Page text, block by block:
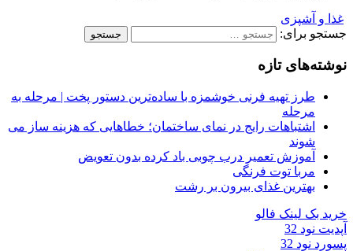
غذا و آشپزی
جستجو برای:
نوشته‌های تازه
طرز تهیه فرنی خوشمزه با ساده‌ترین دستور پخت | مرحله به
مرحله
اشتباهات رایج در نمای ساختمان؛ خطاهایی که هزینه ساز می
شوند
آموزش تعمیر درب چوبی باد کرده بدون تعویض
مربا توت فرنگی
بهترین غذای بیرون بر رشت
خرید بک لینک فالو
آپدیت نود 32
پسورد نود 32